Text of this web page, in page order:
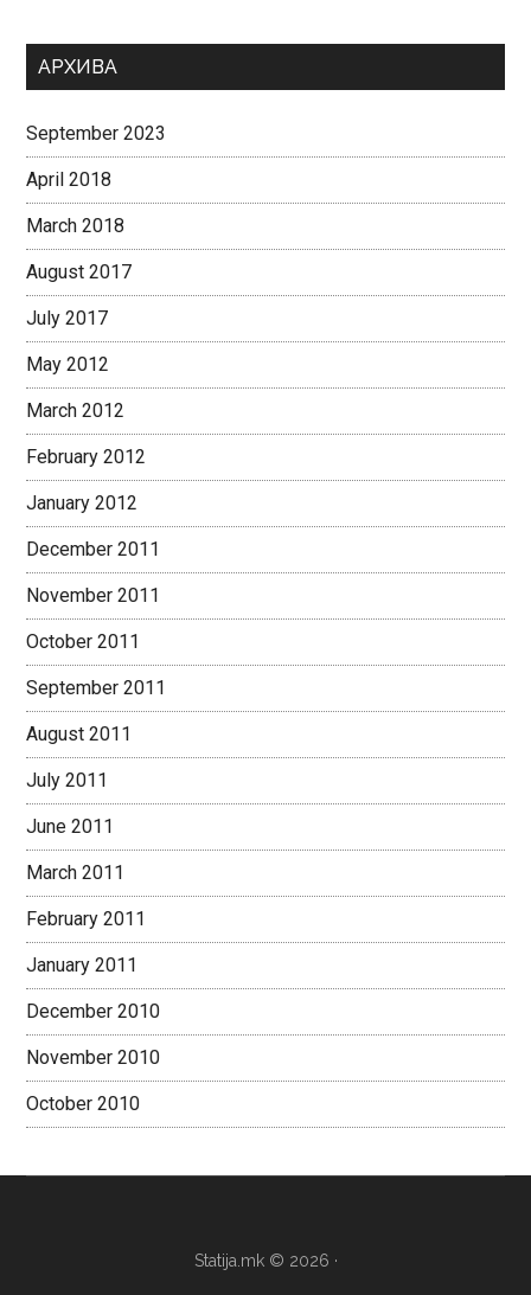
АРХИВА
September 2023
April 2018
March 2018
August 2017
July 2017
May 2012
March 2012
February 2012
January 2012
December 2011
November 2011
October 2011
September 2011
August 2011
July 2011
June 2011
March 2011
February 2011
January 2011
December 2010
November 2010
October 2010
Statija.mk © 2026 ·